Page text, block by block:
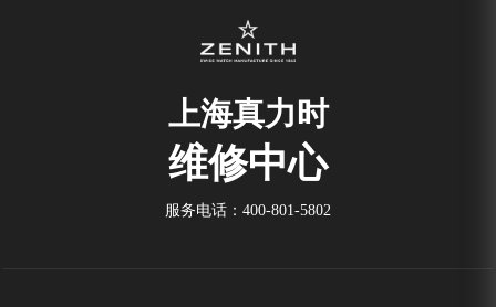
上海真力时
维修中心
服务电话： 400-801-5802